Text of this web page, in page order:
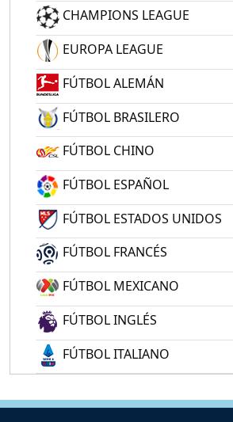
CHAMPIONS LEAGUE
EUROPA LEAGUE
FÚTBOL ALEMÁN
FÚTBOL BRASILERO
FÚTBOL CHINO
FÚTBOL ESPAÑOL
FÚTBOL ESTADOS UNIDOS
FÚTBOL FRANCÉS
FÚTBOL MEXICANO
FÚTBOL INGLÉS
FÚTBOL ITALIANO